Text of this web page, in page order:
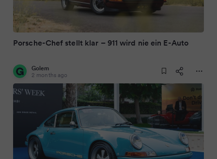
Porsche-Chef stellt klar – 911 wird nie ein E-Auto
Golem
2 months ago